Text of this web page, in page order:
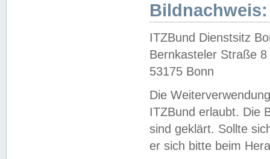
Bildnachweis:
ITZBund Dienstsitz
Bernkasteler Straße 8
53175 Bonn
Die
ITZBund erlaubt. Die
sind geklärt. Sollte
er sich bitte beim